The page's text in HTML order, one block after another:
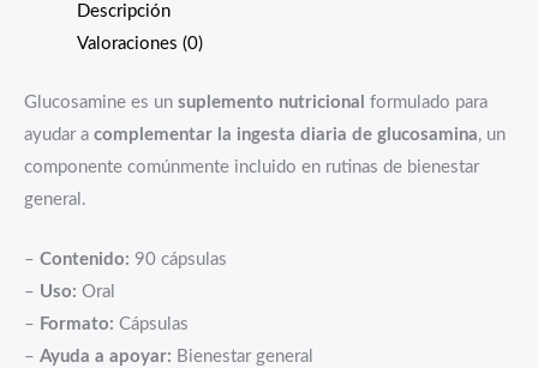
Descripción
Valoraciones (0)
Glucosamine es un suplemento nutricional formulado para
ayudar a complementar la ingesta diaria de glucosamina, un
componente comúnmente incluido en rutinas de bienestar
general.
– Contenido: 90 cápsulas
– Uso: Oral
– Formato: Cápsulas
– Ayuda a apoyar: Bienestar general